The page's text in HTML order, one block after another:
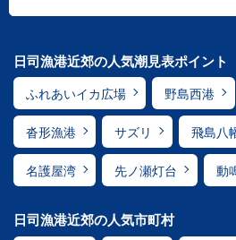
日司漁港近郊の人気潮見表ポイント
ふれあいイカ広場 野島西港
沓形漁港 サズリ 飛島八
名護屋湾 先ノ瀬灯台 動
日司漁港近郊の人気市町村